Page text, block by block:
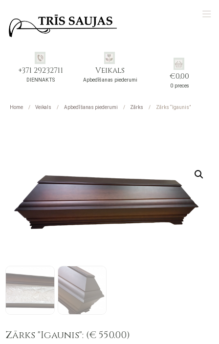
+371 29232711
DIENNAKTS
Veikals
Apbedīšanas piederumi €0,00
0 preces
Home Veikals Apbedīšanas piederumi Zārks Zārks “Igaunis”
Zārks "Igaunis": (€ 550.00)